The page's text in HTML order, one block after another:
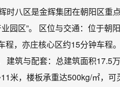
时八区是金辉集团在朝阳区重
园区”。 区位与交通：位于
程，亦庄核心区约15分钟车程
建筑与配套：总建筑面积17.5
米，楼板承重达500kg/㎡，